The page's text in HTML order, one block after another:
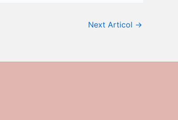
Next Articol →